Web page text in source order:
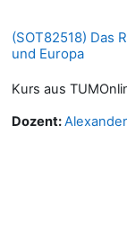
(SOT82518) Das
und Europa
Kurs aus
Dozent: